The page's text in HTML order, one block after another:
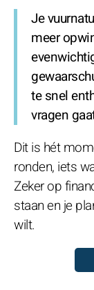
Je
meer
te snel
vragen
Dit is hét
ronden, iets
Zeker op
staan en je
wilt.